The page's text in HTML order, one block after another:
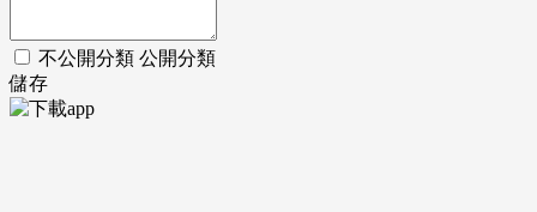
不公開分類 公開分類
儲存